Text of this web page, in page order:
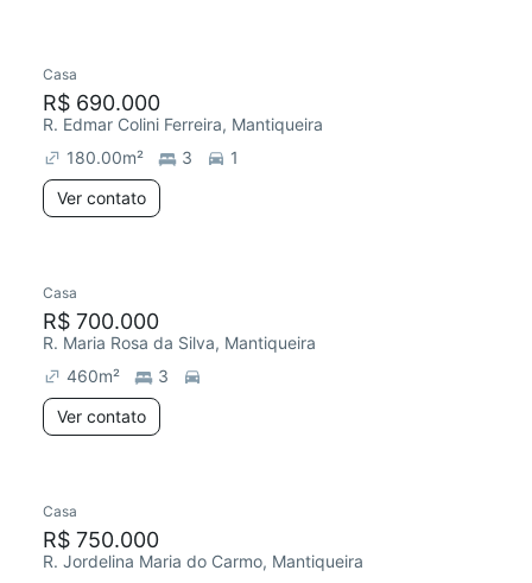
Casa
R$ 690.000
R. Edmar Colini Ferreira, Mantiqueira
180.00m² 3
1
Ver contato
Casa
R$ 700.000
R. Maria Rosa da Silva, Mantiqueira
460m²
3
Ver contato
Casa
R$ 750.000
R. Jordelina Maria do Carmo, Mantiqueira